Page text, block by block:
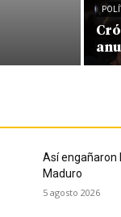
Así engañaron
Maduro
5 agosto 2026